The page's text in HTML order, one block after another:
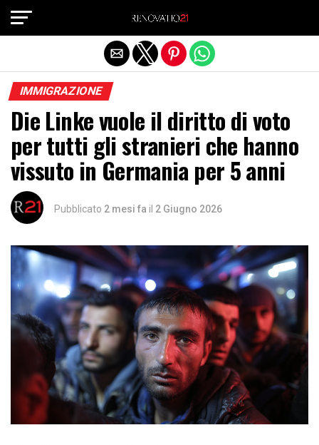
IMMIGRAZIONE
Die Linke vuole il diritto di voto
per tutti gli stranieri che hanno
vissuto in Germania per 5 anni
Pubblicato 2 mesi fa il 2 Giugno 2026
Exit mobile version